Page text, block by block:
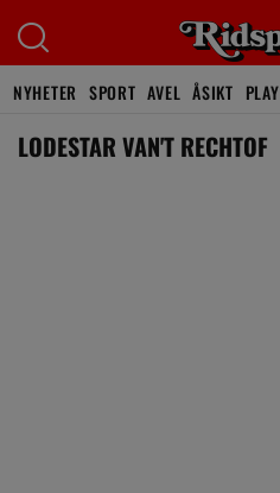
NYHETER SPORT AVEL ÅSIKT PLAY
LODESTAR VAN'T RECHTOF